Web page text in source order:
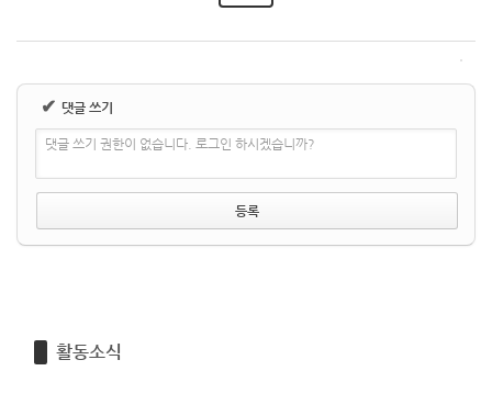
✔ 댓글 쓰기
댓글 쓰기 권한이 없습니다. 로그인 하시겠습니까?
활동소식